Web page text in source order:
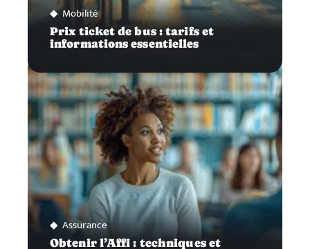
Mobilité
Prix ticket de bus : tarifs et
informations essentielles
Assurance
Obtenir l’Affi : techniques et